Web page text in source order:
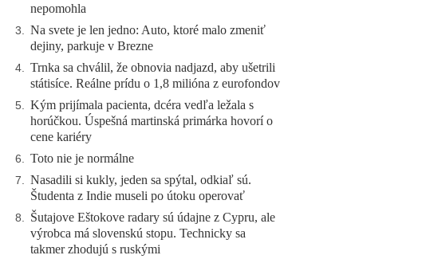
nepomohla
3. Na svete je len jedno: Auto, ktoré malo zmeniť
dejiny, parkuje v Brezne
4. Trnka sa chválil, že obnovia nadjazd, aby ušetrili
státisíce. Reálne prídu o 1,8 milióna z eurofondov
5. Kým prijímala pacienta, dcéra vedľa ležala s
horúčkou. Úspešná martinská primárka hovorí o
cene kariéry
6. Toto nie je normálne
7. Nasadili si kukly, jeden sa spýtal, odkiaľ sú.
Študenta z Indie museli po útoku operovať
8. Šutajove Eštokove radary sú údajne z Cypru, ale
výrobca má slovenskú stopu. Technicky sa
takmer zhodujú s ruskými